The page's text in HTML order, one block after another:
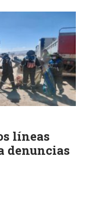
líneas
denuncias